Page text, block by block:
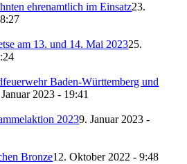
ehrenamtlich im Einsatz23.
am 13. und 14. Mai 202325.
Baden-Württemberg und
2023 - 19:41
20239. Januar 2023 -
Bronze12. Oktober 2022 - 9:48